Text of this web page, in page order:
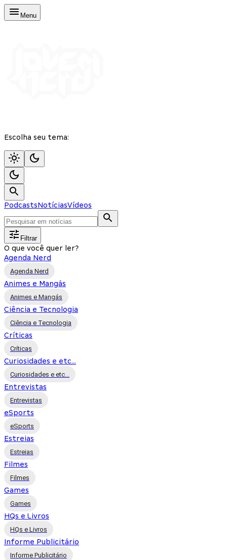
Menu
Escolha seu tema:
PodcastsNotíciasVídeos
Filtrar
O que você quer ler?
Agenda Nerd
Agenda Nerd
Animes e Mangás
Animes e Mangás
Ciência e Tecnologia
Ciência e Tecnologia
Críticas
Críticas
Curiosidades e etc...
Curiosidades e etc...
Entrevistas
Entrevistas
eSports
eSports
Estreias
Estreias
Filmes
Filmes
Games
Games
HQs e Livros
HQs e Livros
Informe Publicitário
Informe Publicitário